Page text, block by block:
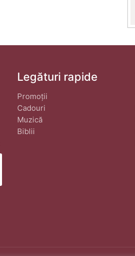
Legături rapide
Promoții
Cadouri
Muzică
Biblii